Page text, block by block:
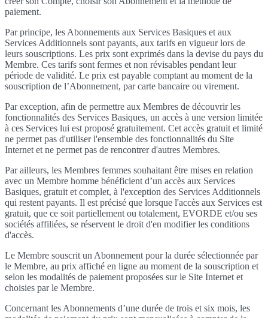
paiement.
Par principe, les Abonnements aux Services Basiques et aux
Services Additionnels sont payants, aux tarifs en vigueur lors de
leurs souscriptions. Les prix sont exprimés dans la devise du pays du
Membre. Ces tarifs sont fermes et non révisables pendant leur
période de validité. Le prix est payable comptant au moment de la
souscription de l’Abonnement, par carte bancaire ou virement.
Par exception, afin de permettre aux Membres de découvrir les
fonctionnalités des Services Basiques, un accès à une version limitée
à ces Services lui est proposé gratuitement. Cet accès gratuit et limité
ne permet pas d'utiliser l'ensemble des fonctionnalités du Site
Internet et ne permet pas de rencontrer d'autres Membres.
Par ailleurs, les Membres femmes souhaitant être mises en relation
avec un Membre homme bénéficient d’un accès aux Services
Basiques, gratuit et complet, à l'exception des Services Additionnels
qui restent payants. Il est précisé que lorsque l'accès aux Services est
gratuit, que ce soit partiellement ou totalement, EVORDE et/ou ses
sociétés affiliées, se réservent le droit d'en modifier les conditions
d'accès.
Le Membre souscrit un Abonnement pour la durée sélectionnée par
le Membre, au prix affiché en ligne au moment de la souscription et
selon les modalités de paiement proposées sur le Site Internet et
choisies par le Membre.
Concernant les Abonnements d’une durée de trois et six mois, les